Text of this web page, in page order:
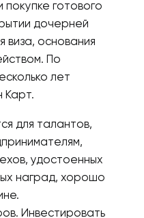
покупке готового
дочерней
виза, основания
По
лет
Карт.
для талантов,
удостоенных
наград, хорошо
Инвестировать